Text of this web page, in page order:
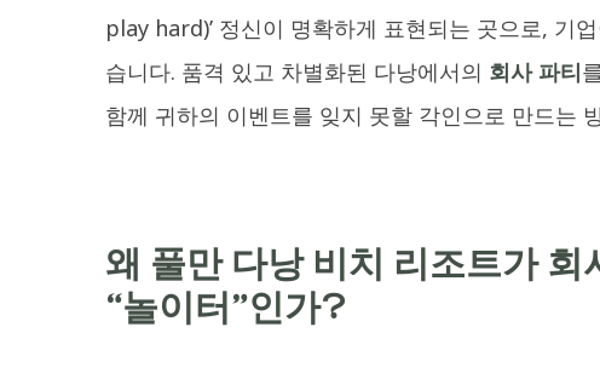
play hard)’ 정신이 명확하게 표현되는 곳으로, 기
습니다. 품격 있고 차별화된 다낭에서의 회사 파티
함께 귀하의 이벤트를 잊지 못할 각인으로 만드는
왜 풀만 다낭 비치 리조트가 회
“놀이터”인가?